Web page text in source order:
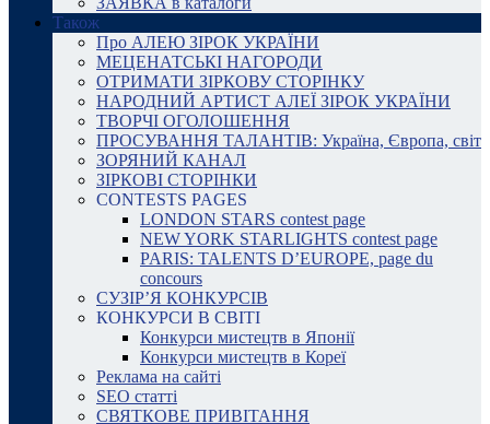
Також
Про АЛЕЮ ЗІРОК УКРАЇНИ
МЕЦЕНАТСЬКІ НАГОРОДИ
ОТРИМАТИ ЗІРКОВУ СТОРІНКУ
НАРОДНИЙ АРТИСТ АЛЕЇ ЗІРОК УКРАЇНИ
ТВОРЧІ ОГОЛОШЕННЯ
ПРОСУВАННЯ ТАЛАНТІВ: Україна, Європа, світ
ЗОРЯНИЙ КАНАЛ
ЗІРКОВІ СТОРІНКИ
CONTESTS PAGES
LONDON STARS contest page
NEW YORK STARLIGHTS contest page
PARIS: TALENTS D’EUROPE, page du
concours
СУЗІР’Я КОНКУРСІВ
КОНКУРСИ В СВІТІ
Конкурси мистецтв в Японії
Конкурси мистецтв в Кореї
Реклама на сайті
SEO статті
СВЯТКОВЕ ПРИВІТАННЯ